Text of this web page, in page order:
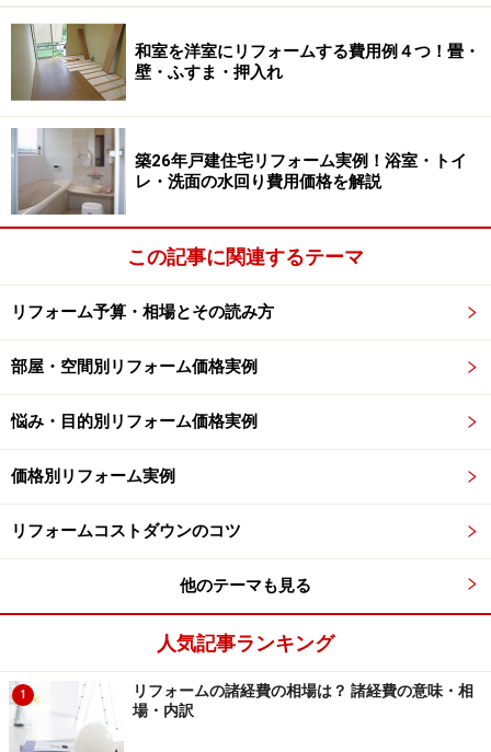
度に狭く配置するか、構造用合板などで下地工事をして
おく必要があるわけです。
さらに、古い住宅の1階和室の場合は、床下に断熱材が
設置されていないこともあるので、下地を施工する前に
断熱材を入れておくことも重要です。他にも隣の部屋と
の段差が生じないように施工するなど、洋室床への変更
りと検討しておく必要があります。
万～15万程度（傷のつきにくさやメンテナンス性などの
性能により上下します）ですが、断熱材や下地工事、既
存畳の処分費などを加えると20万～30万円程度
が概算工
事費用となります。工期は3日から5日程度となります
が、大工さんたちに家具の移動などをさせないようにあ
縮にもつながるので覚えておきましょう。
和室を洋室にするリフォーム２．壁と天井
を壁紙で仕上げる（10万～20万円）
和室を洋室にリフォームする費用例４つ！畳・
壁・ふすま・押入れ
築26年戸建住宅リフォーム実例！浴室・トイ
レ・洗面の水回り費用価格を解説
この記事に関連するテーマ
リフォーム予算・相場とその読み方
部屋・空間別リフォーム価格実例
悩み・目的別リフォーム価格実例
価格別リフォーム実例
リフォームコストダウンのコツ
他のテーマも見る
人気記事ランキング
1
リフォームの諸経費の相場は？ 諸経費の意味・相
場・内訳